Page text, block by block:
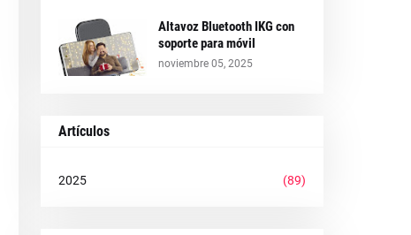
Altavoz Bluetooth IKG con
soporte para móvil
noviembre 05, 2025
Artículos
2025 (89)